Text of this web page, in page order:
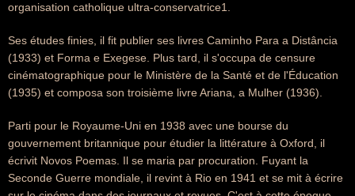
organisation catholique ultra-conservatrice1.
Ses études finies, il fit publier ses livres Caminho Para a Distância
(1933) et Forma e Exegese. Plus tard, il s'occupa de censure
cinématographique pour le Ministère de la Santé et de l'Éducation
(1935) et composa son troisième livre Ariana, a Mulher (1936).
Parti pour le Royaume-Uni en 1938 avec une bourse du
gouvernement britannique pour étudier la littérature à Oxford, il
écrivit Novos Poemas. Il se maria par procuration. Fuyant la
Seconde Guerre mondiale, il revint à Rio en 1941 et se mit à écrire